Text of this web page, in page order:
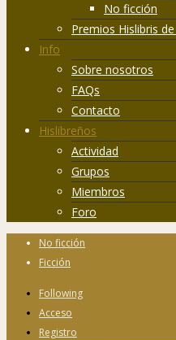
No ficción
Premios Hislibris
Info
Sobre nosotros
FAQs
Contacto
Hislibreños
Actividad
Grupos
Miembros
Foro
No ficción
Ficción
Following
Acceso
Registro